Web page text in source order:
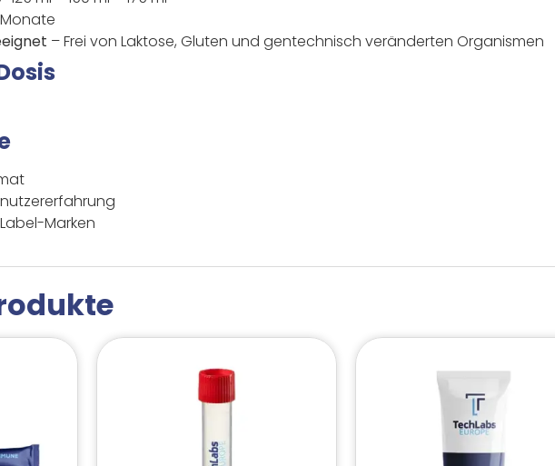
– Frei von Laktose, Gluten und gentechnisch veränderten Organismen
Marken